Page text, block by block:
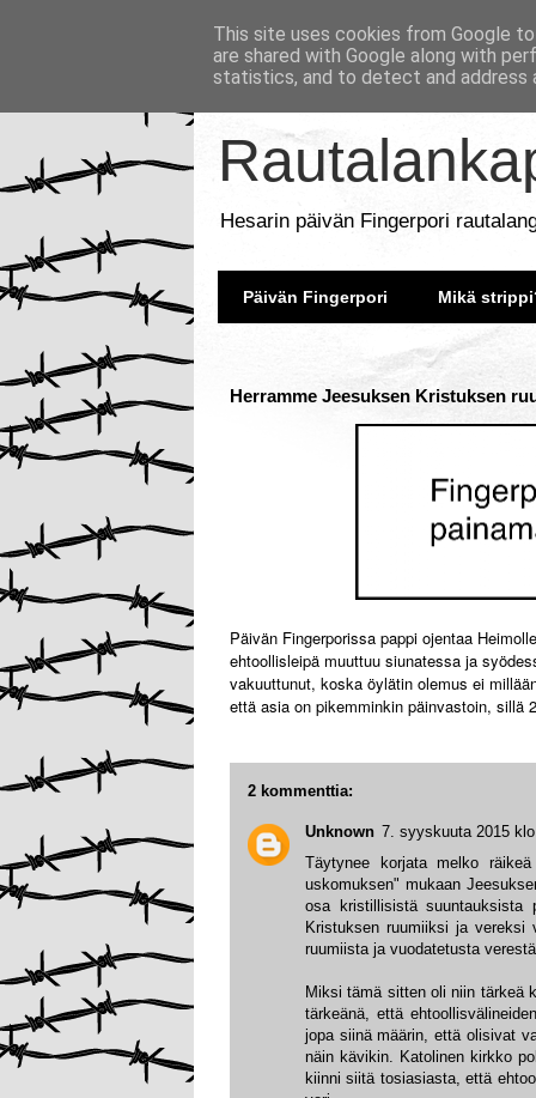
Hesarin päivän Fingerpori
Päivän Fingerpori Mikä
Herramme Jeesuksen Kristuksen
Päivän Fingerporissa pappi ojentaa
ehtoollisleipä muuttuu siunatessa ja
vakuuttunut, koska öylätin olemus ei
että asia on pikemminkin päinvastoin,
2 kommenttia:
Unknown 7. syyskuuta 2015
Täytynee korjata melko
uskomuksen" mukaan
osa kristillisistä suuntauksista
Kristuksen ruumiiksi ja vereksi
ruumiista ja vuodatetusta
Miksi tämä sitten oli niin tärkeä
tärkeänä, että
jopa siinä määrin, että olisivat
näin kävikin. Katolinen kirkko
kiinni siitä tosiasiasta, että
This site uses cookies from Google
are shared with Google along with
statistics, and to detect and address